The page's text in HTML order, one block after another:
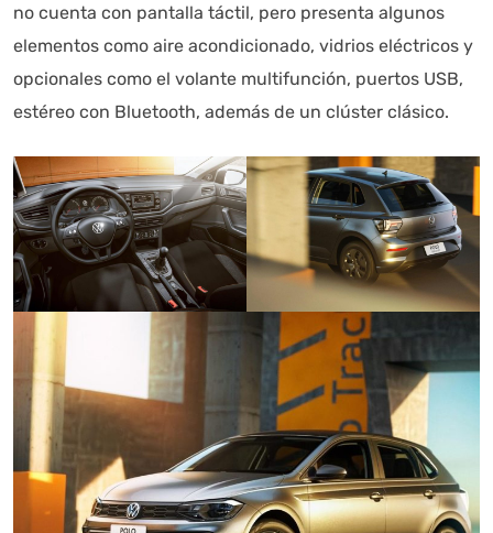
no cuenta con pantalla táctil, pero presenta algunos
elementos como aire acondicionado, vidrios eléctricos y
opcionales como el volante multifunción, puertos USB,
estéreo con Bluetooth, además de un clúster clásico.